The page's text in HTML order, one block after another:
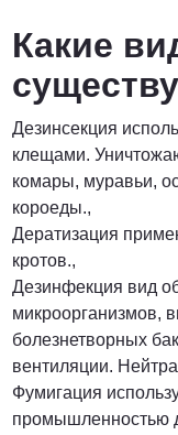
Какие
Дезинсекция
клещами.
комары, муравьи,
короеды.,
Дератизация
кротов.,
Дезинфекция вид
микроорганизмов,
болезнетворных
вентиляции.
Фумигация
промышленностью